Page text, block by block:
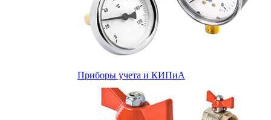
Приборы учета и КИПиА